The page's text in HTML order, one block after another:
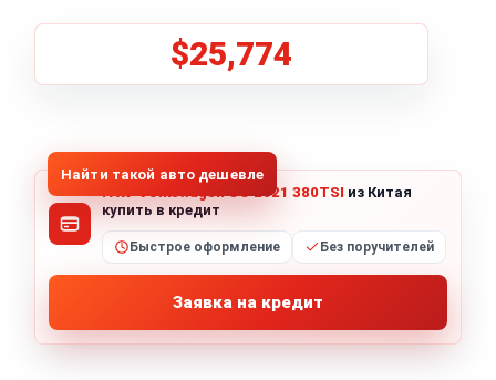
$25,774
Найти такой авто дешевле
FAW-Volkswagen CC 2021 380TSI из Китая
купить в кредит
Быстрое оформление Без поручителей
Заявка на кредит